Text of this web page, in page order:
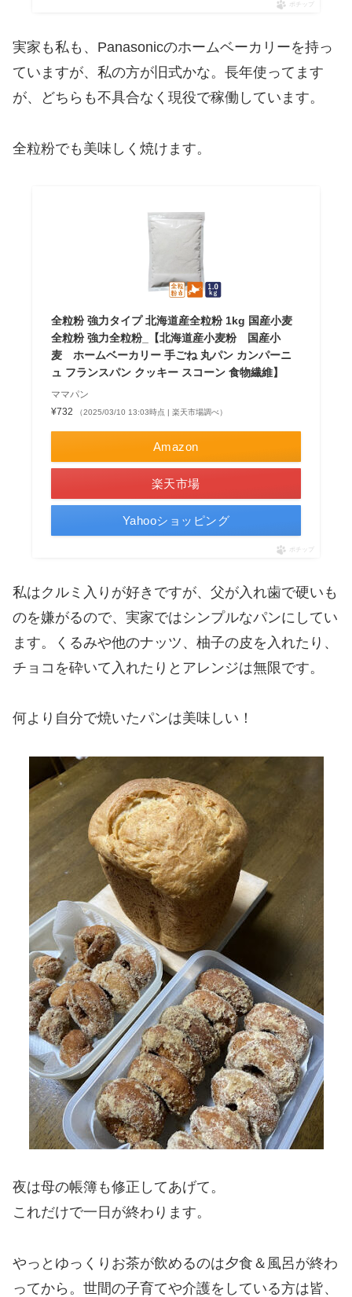
ポチップ
実家も私も、Panasonicのホームベーカリーを持っ
ていますが、私の方が旧式かな。長年使ってます
が、どちらも不具合なく現役で稼働しています。
全粒粉でも美味しく焼けます。
全粒粉 強力タイプ 北海道産全粒粉 1kg 国産小麦
全粒粉 強力全粒粉_【北海道産小麦粉 国産小
麦 ホームベーカリー 手ごね 丸パン カンパーニ
ュ フランスパン クッキー スコーン 食物繊維】
ママパン
¥732
（2025/03/10 13:03時点 | 楽天市場調べ）
Amazon
楽天市場
Yahooショッピング
ポチップ
私はクルミ入りが好きですが、父が入れ歯で硬いも
のを嫌がるので、実家ではシンプルなパンにしてい
ます。くるみや他のナッツ、柚子の皮を入れたり、
チョコを砕いて入れたりとアレンジは無限です。
何より自分で焼いたパンは美味しい！
夜は母の帳簿も修正してあげて。
これだけで一日が終わります。
やっとゆっくりお茶が飲めるのは夕食＆風呂が終わ
ってから。世間の子育てや介護をしている方は皆、